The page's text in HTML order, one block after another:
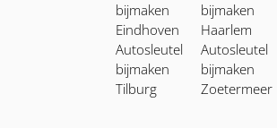
bijmaken
Eindhoven
Autosleutel
bijmaken
Tilburg
bijmaken
Haarlem
Autosleutel
bijmaken
Zoetermeer